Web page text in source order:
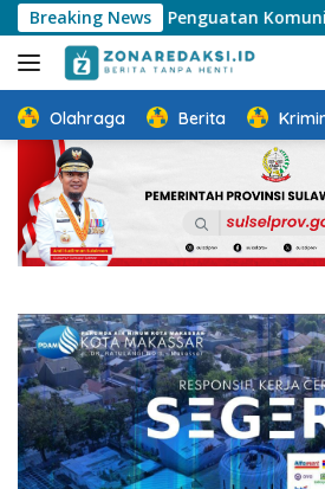
Langsung
ke
konten
Breaking News
Penguatan Komunikasi Hadapi
Olahraga Berita